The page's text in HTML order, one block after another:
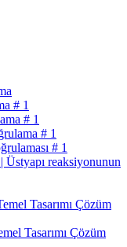
# 1
# 1
# 1
# 1
Üstyapı reaksiyonunun
Tasarımı Çözüm
Tasarımı Çözüm